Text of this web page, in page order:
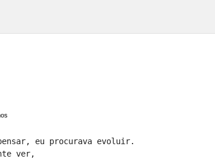
eu procurava evoluir.
ver,